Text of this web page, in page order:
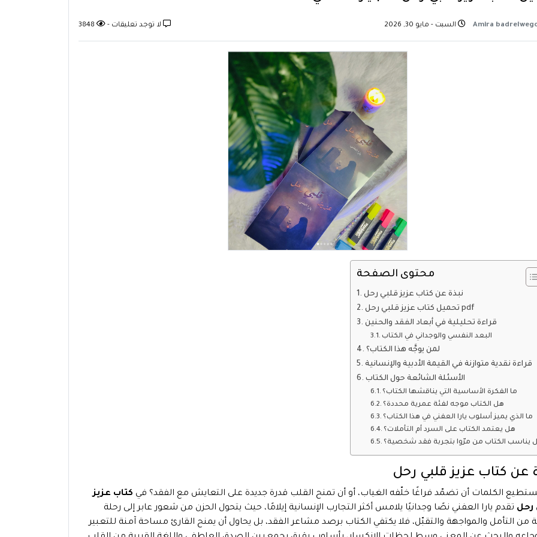
السبت - مايو 30, 2026 لا توجد تعليقات -
محتوى الصفحة
نبذة عن كتاب عزيز قلبي رحل
تحميل كتاب عزيز قلبي رحل pdf
قراءة تحليلية في أبعاد الفقد والحنين
البعد النفسي والوجداني في الكتاب
لمن يوجَّه هذا الكتاب؟
قراءة نقدية متوازنة في القيمة الأدبية والإنسانية
الأسئلة الشائعة حول الكتاب
ما الفكرة الأساسية التي يناقشها الكتاب؟
هل الكتاب موجه لفئة عمرية محددة؟
ما الذي يميز أسلوب يارا العفني في هذا الكتاب؟
هل يعتمد الكتاب على السرد أم التأملات؟
يناسب الكتاب من مرّوا بتجربة فقد شخصية؟
عن كتاب عزيز قلبي رحل
الكلمات أن تضمّد فراغًا خلّفه الغياب، أو أن تمنح القلب قدرة جديدة على التعايش مع الفقد؟ في كتاب عزيز
رحل تقدم يارا العفني نصًا وجدانيًا يلامس أكثر التجارب الإنسانية إيلامًا، حيث يتحول الحزن من شعور عابر إلى رحلة
من التأمل والمواجهة والتقبّل، فلا يكتفي الكتاب برصد مشاعر الفقد، بل يحاول أن يمنح القارئ مساحة آمنة للتعبير